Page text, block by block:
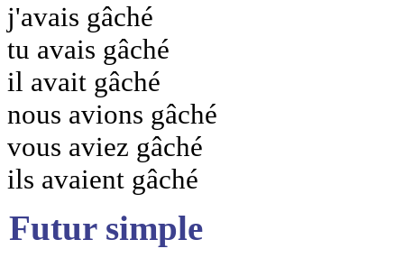
j'avais gâché
tu avais gâché
il avait gâché
nous avions gâché
vous aviez gâché
ils avaient gâché
Futur simple